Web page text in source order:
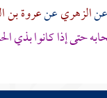
عنالزهريعنعروة بن
حتى إذا كانوابذي